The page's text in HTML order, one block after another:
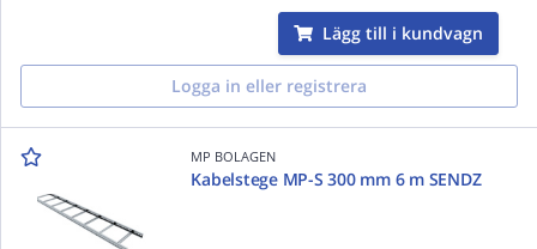
Lägg till i kundvagn
Logga in eller registrera
MP BOLAGEN
Kabelstege MP-S 300 mm 6 m SENDZ